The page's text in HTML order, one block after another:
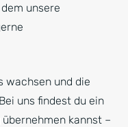
unsere
wachsen und die
uns findest du ein
kannst –